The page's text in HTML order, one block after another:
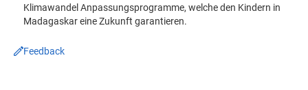
Klimawandel Anpassungsprogramme, welche den Kindern in
Madagaskar eine Zukunft garantieren.
Feedback